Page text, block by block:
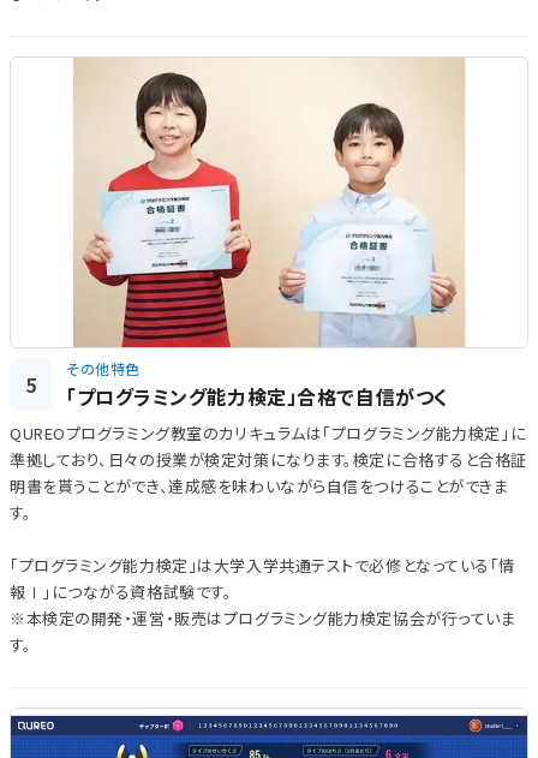
5
その他特色
「プログラミング能力検定」合格で自信がつく
QUREOプログラミング教室のカリキュラムは「プログラミング能力検定」に
準拠しており、日々の授業が検定対策になります。検定に合格すると合格証
明書を貰うことができ、達成感を味わいながら自信をつけることができま
す。
「プログラミング能力検定」は大学入学共通テストで必修となっている「情
報Ⅰ」につながる資格試験です。
※本検定の開発・運営・販売はプログラミング能力検定協会が行っていま
す。